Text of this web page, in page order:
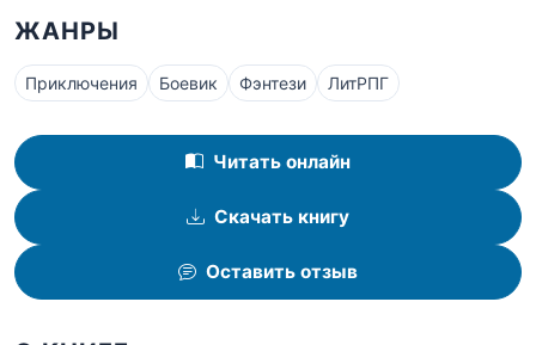
ЖАНРЫ
Приключения Боевик Фэнтези ЛитРПГ
Читать онлайн
Скачать книгу
Оставить отзыв